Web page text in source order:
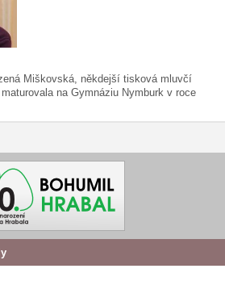
Miškovská, někdejší tisková mluvčí
na Gymnáziu Nymburk v roce